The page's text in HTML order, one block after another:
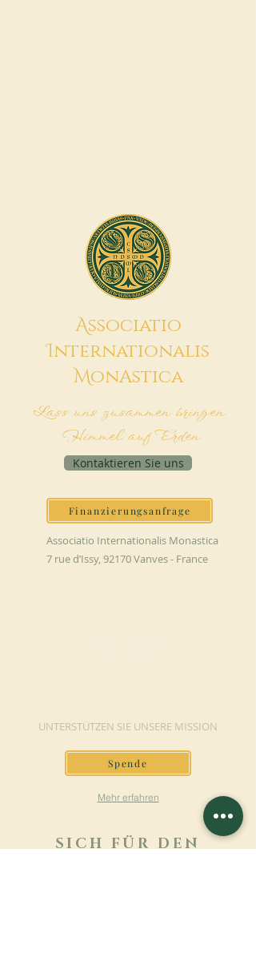
Associatio
Internationalis
MonAstica
Lass uns zusammen bringen
Himmel auf Erden
Kontaktieren Sie uns
Finanzierungsanfrage
Associatio Internationalis Monastica
7 rue d’Issy, 92170 Vanves - France
UNTERSTÜTZEN SIE UNSERE MISSION
Spende
Mehr erfahren
SICH FÜR DEN